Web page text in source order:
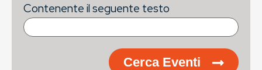
Contenente il seguente testo
Cerca Eventi